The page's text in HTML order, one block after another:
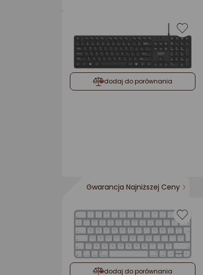
dodaj do porównania
Gwarancja Najniższej Ceny
dodaj do porównania